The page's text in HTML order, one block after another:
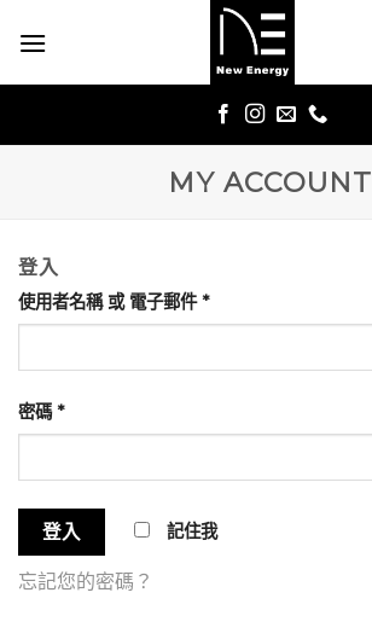
MY ACCOUNT
登入
使用者名稱 或 電子郵件*
密碼*
登入 記住我
忘記您的密碼？